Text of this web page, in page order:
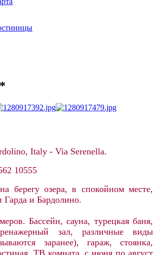
Italy - Via Serenella.
10555
на берегу озера, в спокойном месте,
Гарда и Бардолино.
Бассейн, сауна, турецкая баня,
зал, различные виды
заранее), гараж, стоянка,
ТВ комната, с июня по август